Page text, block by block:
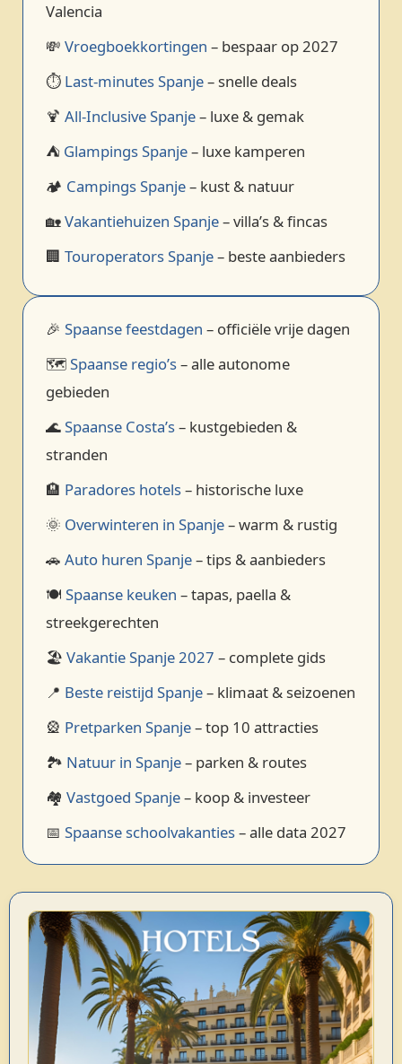
Valencia
💸 Vroegboekkortingen – bespaar op 2027
⏱️ Last‑minutes Spanje– snelle deals
🍹 All‑Inclusive Spanje– luxe & gemak
⛺ Glampings Spanje– luxe kamperen
🏕️ Campings Spanje– kust & natuur
🏡Vakantiehuizen Spanje– villa’s & fincas
🏢 Touroperators Spanje– beste aanbieders
🎉 Spaanse feestdagen – officiële vrije dagen
🗺️Spaanse regio’s– alle autonome
gebieden
🌊Spaanse Costa’s– kustgebieden &
stranden
🏨 Paradores hotels– historische luxe
🌞 Overwinteren in Spanje– warm & rustig
🚗 Auto huren Spanje– tips & aanbieders
🍽️ Spaanse keuken – tapas, paella &
streekgerechten
🏖️ Vakantie Spanje 2027 – complete gids
📍 Beste reistijd Spanje– klimaat & seizoenen
🎡 Pretparken Spanje– top 10 attracties
🏞️ Natuur in Spanje– parken & routes
🏘️ Vastgoed Spanje– koop & investeer
📅 Spaanse schoolvakanties– alle data 2027